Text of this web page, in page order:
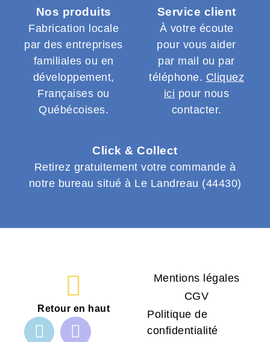
Nos produits
Fabrication locale
par des entreprises
familiales ou en
développement,
Françaises ou
Québécoises.
Service client
À votre écoute
pour vous aider
par mail ou par
téléphone. Cliquez
ici pour nous
contacter.
Click & Collect
Retirez gratuitement votre commande à
notre bureau situé à Le Landreau (44430)
Mentions légales
CGV
Politique de
confidentialité
Retour en haut